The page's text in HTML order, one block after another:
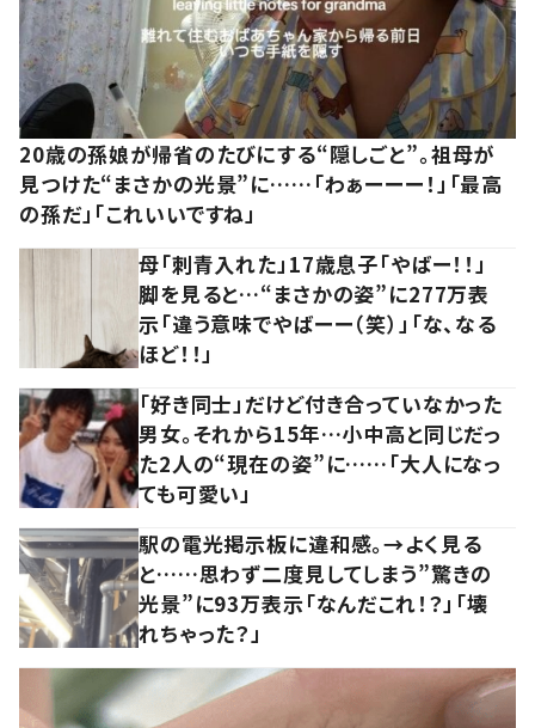
20歳の孫娘が帰省のたびにする“隠しごと”。祖母が
見つけた“まさかの光景”に……「わぁーーー！」「最高
の孫だ」「これいいですね」
母「刺青入れた」17歳息子「やばー！！」
脚を見ると…“まさかの姿”に277万表
示「違う意味でやばーー（笑）」「な、なる
ほど！！」
「好き同士」だけど付き合っていなかった
男女。それから15年…小中高と同じだっ
た2人の“現在の姿”に……「大人になっ
ても可愛い」
駅の電光掲示板に違和感。→よく見る
と……思わず二度見してしまう”驚きの
光景”に93万表示「なんだこれ！？」「壊
れちゃった？」